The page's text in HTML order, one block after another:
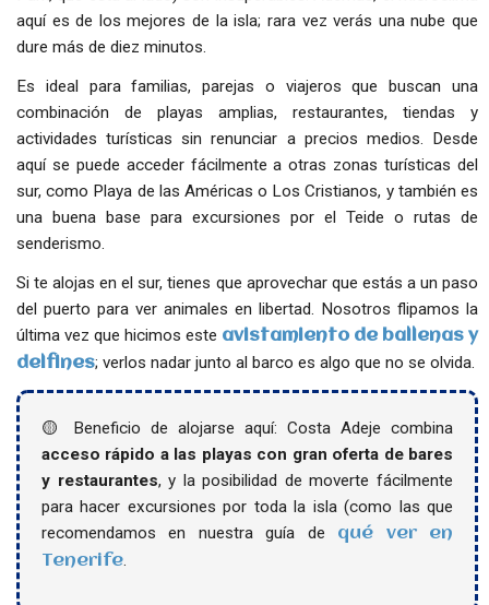
aquí es de los mejores de la isla; rara vez verás una nube que
dure más de diez minutos.
Es ideal para familias, parejas o viajeros que buscan una
combinación de playas amplias, restaurantes, tiendas y
actividades turísticas sin renunciar a precios medios. Desde
aquí se puede acceder fácilmente a otras zonas turísticas del
sur, como Playa de las Américas o Los Cristianos, y también es
una buena base para excursiones por el Teide o rutas de
senderismo.
Si te alojas en el sur, tienes que aprovechar que estás a un paso
del puerto para ver animales en libertad. Nosotros flipamos la
última vez que hicimos este avistamiento de ballenas y
delfines; verlos nadar junto al barco es algo que no se olvida.
🟡 Beneficio de alojarse aquí: Costa Adeje combina
acceso rápido a las playas con gran oferta de bares
y restaurantes, y la posibilidad de moverte fácilmente
para hacer excursiones por toda la isla (como las que
recomendamos en nuestra guía de qué ver en
Tenerife